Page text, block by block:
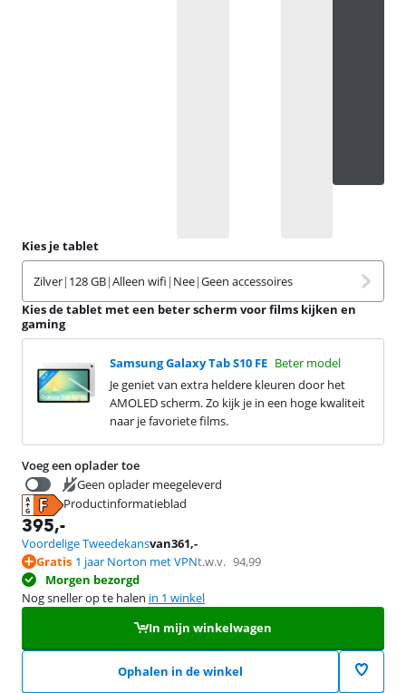
Kies je tablet
Zilver| 128 GB|Alleen wifi | Nee|Geen accessoires
Kies de tablet met een beter scherm voor films kijken en
gaming
Samsung Galaxy Tab S10 FE Beter model
Je geniet van extra heldere kleuren door het
AMOLED scherm. Zo kijk je in een hoge kwaliteit
naar je favoriete films.
Voeg een oplader toe
Geen oplader meegeleverd
Productinformatieblad
opent in nieuw tabblad
395,-
Voordelige Tweedekansvan361,-
Gratis 1 jaar Norton met VPNt.w.v. 94,99
Morgen bezorgd
Nog sneller op te halen in 1 winkel
In mijn winkelwagen
Ophalen in de winkel